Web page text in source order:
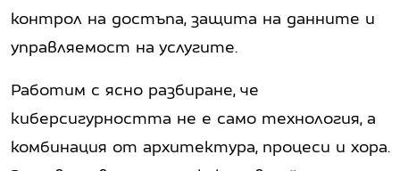
контрол на достъпа, защита на дан­ните и
управляемост на услугите.
Работим с ясно разбиране, че
киберсигурността не е само технология, а
комбинация от архитектура, процеси и хора.